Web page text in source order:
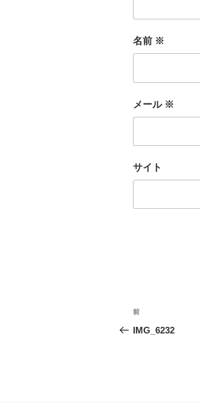
名前 ※
メール ※
サイト
投
稿
前
の
前
IMG_6232